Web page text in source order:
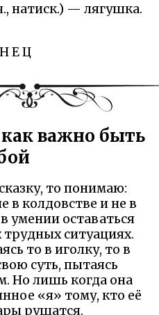
натиск.) — лягушка.
Е Ц
важно быть
то понимаю:
в колдовстве и не в
умении оставаться
ситуациях.
то в иголку, то в
суть, пытаясь
Но лишь когда она
«я» тому, кто её
рушатся.